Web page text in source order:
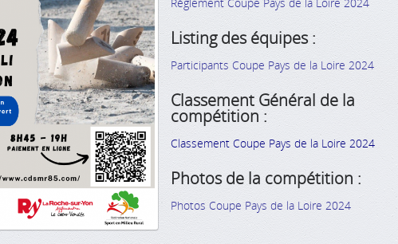
Listing des équipes :
Participants Coupe Pays de la Loire 2024
Classement Général de la
compétition :
Classement Coupe Pays de la Loire 2024
Photos de la compétition :
Photos Coupe Pays de la Loire 2024